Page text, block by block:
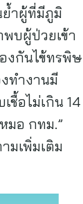
ย้ำผู้ที่มีภูมิ
พบผู้ป่วยเข้า
งกันไข้ทรพิษ
ทำงานมี
ชื้อไม่เกิน 14
มอ กทม.”
มเพิ่มเติม